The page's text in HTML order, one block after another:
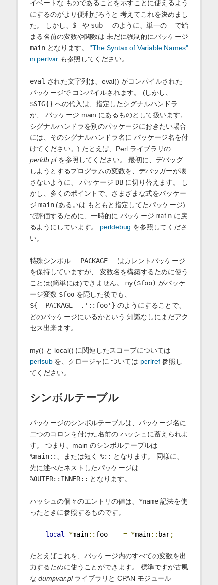
イベートな ものであることを示すことに使えるよう
にするのがより便利だろうと 考えてこれを決めまし
た。 しかし、$_ や sub _ のように、単一の
で始
まる名前の変数や関数は 未だに強制的にパッケージ
mainとなります。 "The Syntax of Variable Names"
in perlvarも参照してください。
eval された文字列は、eval() がコンパイルされた
パッケージで コンパイルされます。 (しかし、
$SIG{} への代入は、指定したシグナルハンドラ
が、 パッケージ main にあるものとして扱います。
シグナルハンドラを別のパッケージにおきたい場合
には、そのシグナルハンドラ名に パッケージ名を付
けてください。) たとえば、Perl ライブラリの
perldb.plを参照してください。 最初に、デバッグ
しようとするプログラムの変数を、デバッガーが壊
さないように、 パッケージ DBに切り替えます。 し
かし、多くのポイントで、さまざまな式をパッケー
ジ main(あるいは もともと指定してたパッケージ)
で評価するために、一時的に パッケージ mainに戻
るようにしています。 perldebug を参照してくださ
い。
特殊シンボル __PACKAGE__
はカレントパッケージ
を保持していますが、 変数名を構築するために使う
ことは(簡単には)できません。 my($foo) がパッケ
ージ変数 $fooを隠した後でも、
${__PACKAGE__.'::foo'} のようにすることで、
どのパッケージにいるかという 知識なしにまだアク
セス出来ます。
my() と local() に関連したスコープについては
perlsubを、クロージャに ついては perlref参照し
てください。
シンボルテーブル
パッケージのシンボルテーブルは、パッケージ名に
二つのコロンを付けた名前の ハッシュに蓄えられま
す。 つまり、main のシンボルテーブルは
%main:: 、または短く %:: となります。 同様に、
先に述べたネストしたパッケージは
%OUTER::INNER:: となります。
ハッシュの個々のエントリの値は、 *name記法を使
ったときに参照するものです。
local *main:: foo = *main:: bar;
たとえばこれを、パッケージ内のすべての変数を出
力するために使うことができます。 標準ですが古風
な dumpvar.plライブラリと CPAN モジュール